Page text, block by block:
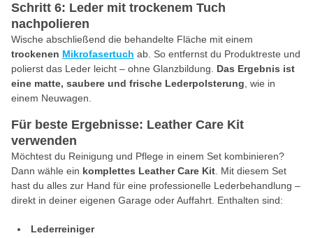
Schritt 6: Leder mit trockenem Tuch
nachpolieren
Wische abschließend die behandelte Fläche mit einem
trockenen Mikrofasertuch ab. So entfernst du Produktreste und
polierst das Leder leicht – ohne Glanzbildung. Das Ergebnis ist
eine matte, saubere und frische Lederpolsterung , wie in
einem Neuwagen.
Für beste Ergebnisse: Leather Care Kit
verwenden
Möchtest du Reinigung und Pflege in einem Set kombinieren?
Dann wähle ein komplettes Leather Care Kit . Mit diesem Set
hast du alles zur Hand für eine professionelle Lederbehandlung –
direkt in deiner eigenen Garage oder Auffahrt. Enthalten sind:
Lederreiniger